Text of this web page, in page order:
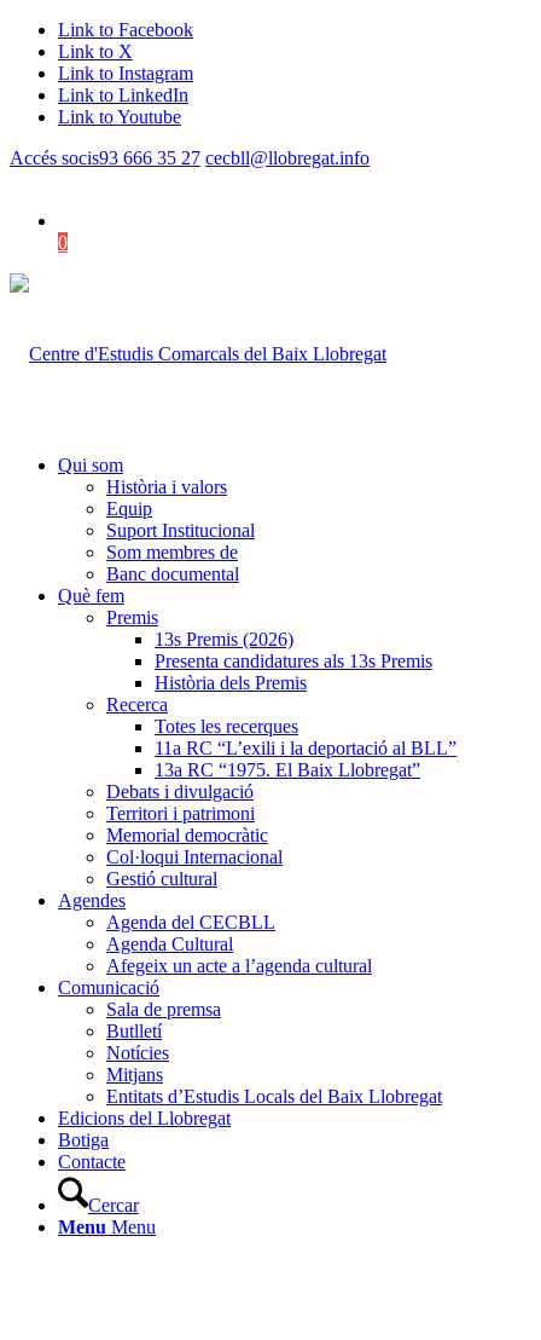
Link to Facebook
Link to X
Link to Instagram
Link to LinkedIn
Link to Youtube
Accés socis93 666 35 27 cecbll@llobregat.info
0
Qui som
Història i valors
Equip
Suport Institucional
Som membres de
Banc documental
Què fem
Premis
13s Premis (2026)
Presenta candidatures als 13s Premis
Història dels Premis
Recerca
Totes les recerques
11a RC “L’exili i la deportació al BLL”
13a RC “1975. El Baix Llobregat”
Debats i divulgació
Territori i patrimoni
Memorial democràtic
Col·loqui Internacional
Gestió cultural
Agendes
Agenda del CECBLL
Agenda Cultural
Afegeix un acte a l’agenda cultural
Comunicació
Sala de premsa
Butlletí
Notícies
Mitjans
Entitats d’Estudis Locals del Baix Llobregat
Edicions del Llobregat
Botiga
Contacte
Cercar
Menu Menu